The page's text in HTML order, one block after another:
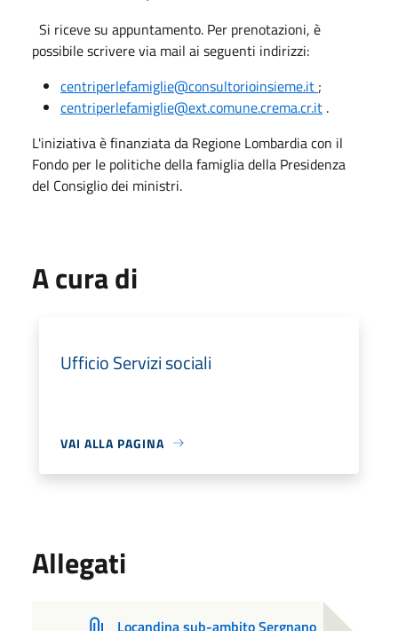
Si riceve su appuntamento. Per prenotazioni, è
possibile scrivere via mail ai seguenti indirizzi:
centriperlefamiglie@consultorioinsieme.it ;
centriperlefamiglie@ext.comune.crema.cr.it .
L'iniziativa è finanziata da Regione Lombardia con il
Fondo per le politiche della famiglia della Presidenza
del Consiglio dei ministri.
A cura di
Ufficio Servizi sociali
VAI ALLA PAGINA
Allegati
Locandina sub-ambito Sergnano